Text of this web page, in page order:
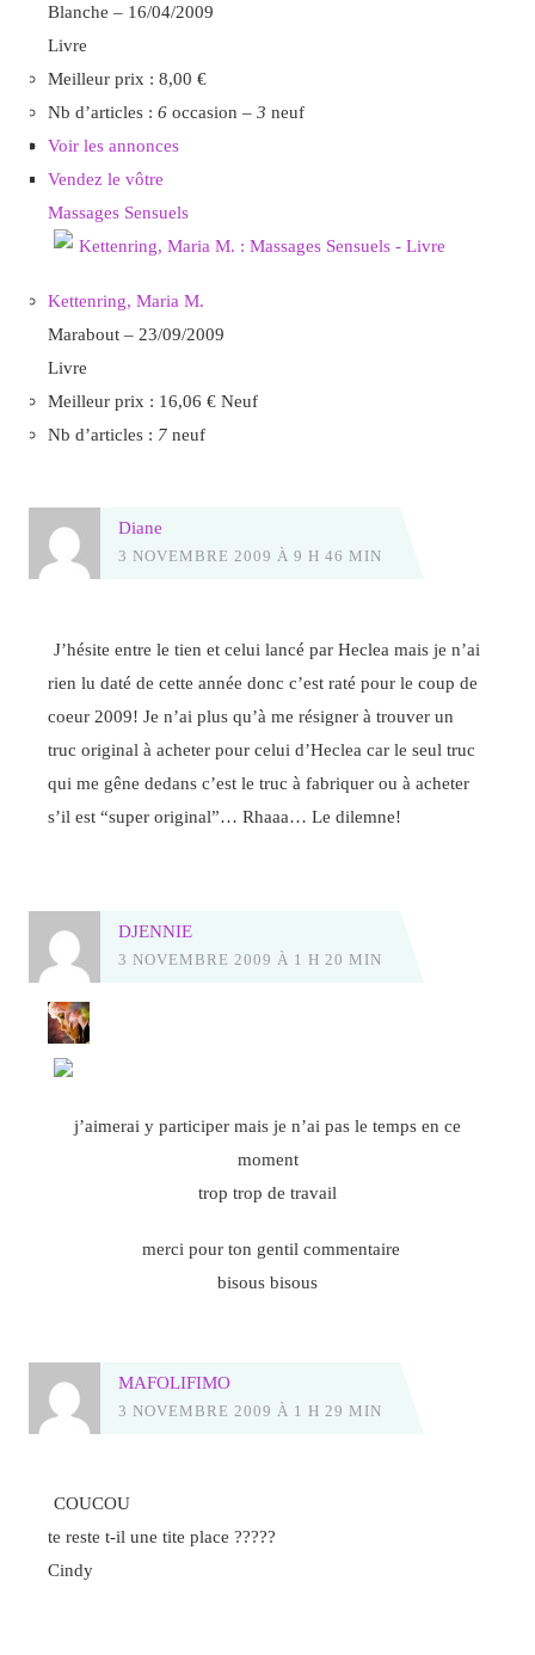
Blanche – 16/04/2009
Livre
Meilleur prix :8,00 €
Nb d’articles :6 occasion –3 neuf
Voir les annonces
Vendez le vôtre
Massages Sensuels
Kettenring, Maria M.
Marabout – 23/09/2009
Livre
Meilleur prix : 16,06 € Neuf
Nb d’articles : 7 neuf
Diane
3 NOVEMBRE 2009 À 9 H 46 MIN
J’hésite entre le tien et celui lancé par Heclea mais je n’ai
rien lu daté de cette année donc c’est raté pour le coup de
coeur 2009! Je n’ai plus qu’à me résigner à trouver un
truc original à acheter pour celui d’Heclea car le seul truc
qui me gêne dedans c’est le truc à fabriquer ou à acheter
s’il est “super original”… Rhaaa… Le dilemne!
DJENNIE
3 NOVEMBRE 2009 À 1 H 20 MIN
j’aimerai y participer mais je n’ai pas le temps en ce
moment
trop trop de travail
merci pour ton gentil commentaire
bisous bisous
MAFOLIFIMO
3 NOVEMBRE 2009 À 1 H 29 MIN
COUCOU
te reste t-il une tite place ?????
Cindy